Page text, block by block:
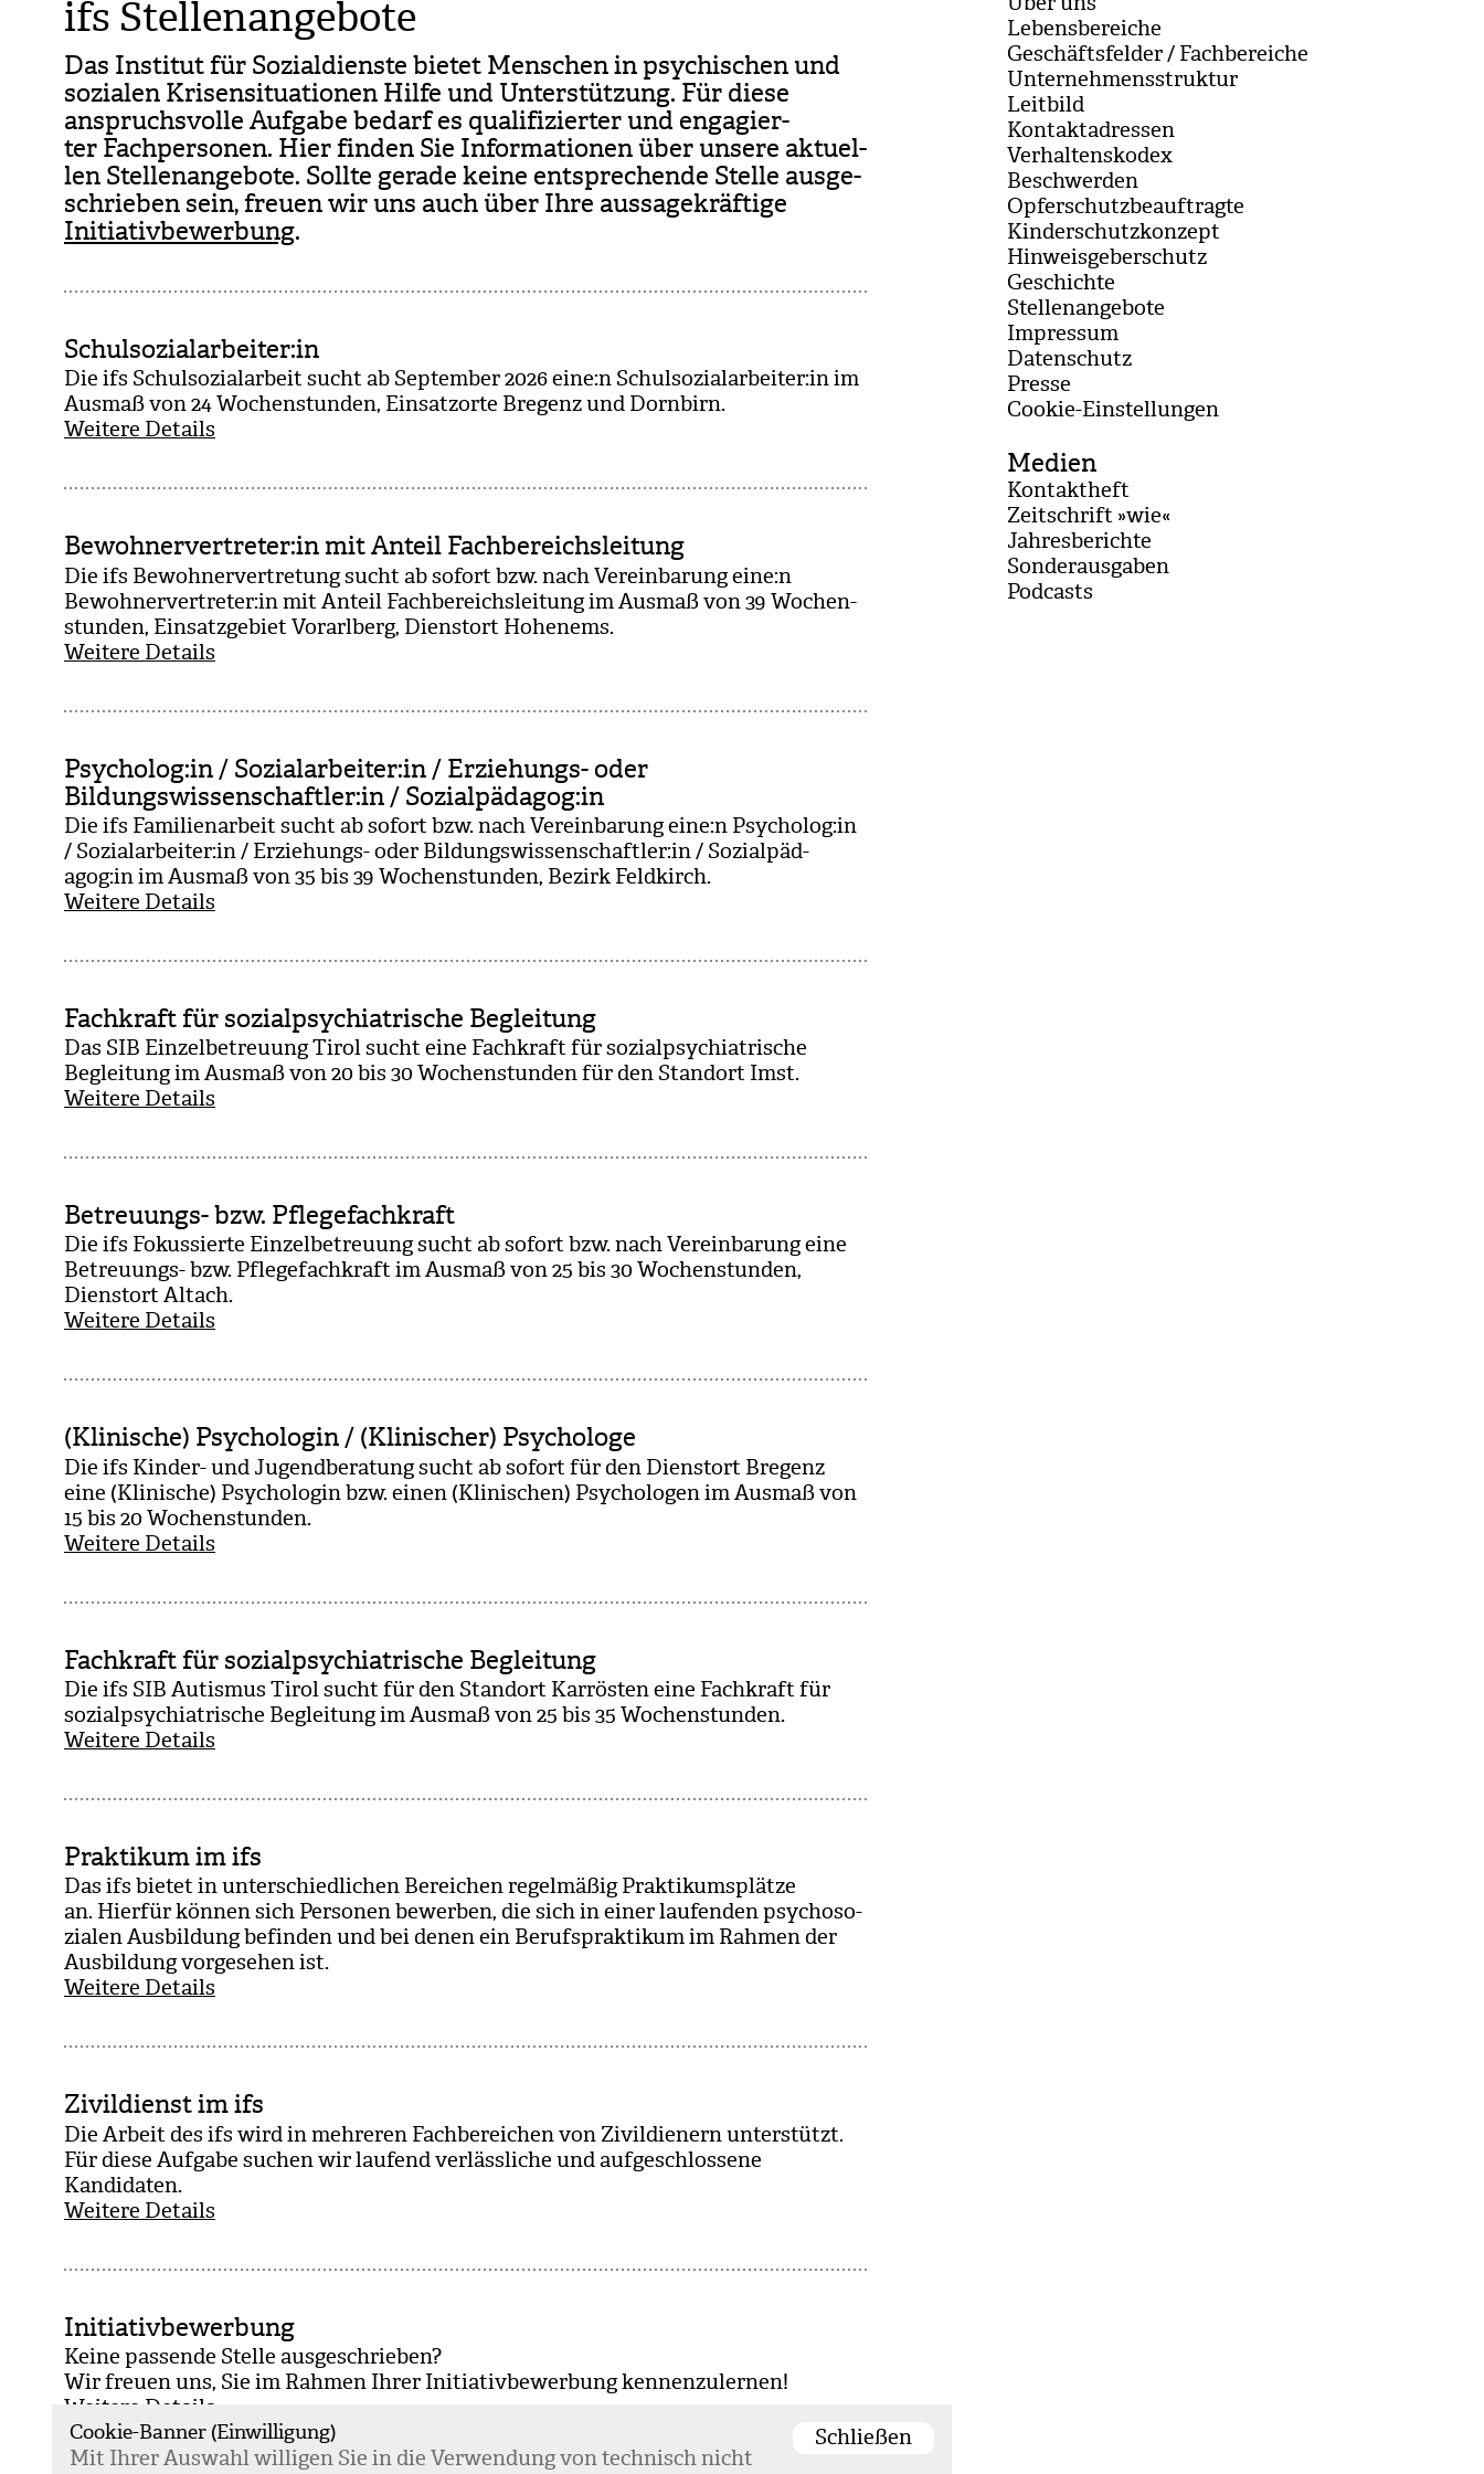
Schließen
Cookie-Banner (Einwilligung)
Mit Ihrer Aus­wahl wil­li­gen Sie in die Ver­wen­dung von tech­nisch nicht
ifs Stellenangebote
Das Insti­tut für Sozi­al­dienste bie­tet Men­schen in psy­chi­schen und
sozia­len Kri­sen­si­tua­tio­nen Hilfe und Unter­stüt­zung. Für diese
anspruchs­volle Auf­gabe bedarf es qua­li­fi­zier­ter und enga­gier­
ter Fach­per­so­nen. Hier fin­den Sie Infor­ma­tio­nen über unsere aktu­el­
len Stel­len­an­ge­bote. Sollte gerade keine ent­spre­chende Stelle aus­ge­
schrie­ben sein, freuen wir uns auch über Ihre aus­sa­ge­kräf­tige
Initiativbewerbung.
Schulsozialarbeiter:in
Die ifs Schul­so­zi­al­ar­beit sucht ab Sep­tem­ber 2026 eine:n Schul­so­zi­al­ar­bei­ter:in im
Aus­maß von 24 Wochen­stun­den, Ein­satz­orte Bre­genz und Dorn­birn.
Weitere Details
Bewohnervertreter:in mit Anteil Fachbereichsleitung
Die ifs Bewoh­ner­ver­tre­tung sucht ab sofort bzw. nach Ver­ein­ba­rung eine:n
Bewoh­ner­ver­tre­ter:in mit Anteil Fach­be­reichs­lei­tung im Aus­maß von 39 Wochen­
stun­den, Ein­satz­ge­biet Vor­arl­berg, Dienst­ort Hohen­ems.
Weitere Details
Psycholog:in / Sozialarbeiter:in / Erziehungs- oder
Bildungswissenschaftler:in / Sozialpädagog:in
Die ifs Fami­li­en­ar­beit sucht ab sofort bzw. nach Ver­ein­ba­rung eine:n Psy­cho­log:in
/ Sozi­al­ar­bei­ter:in / Erzie­hungs- oder Bil­dungs­wis­sen­schaft­ler:in / Sozi­al­päd­
agog:in im Aus­maß von 35 bis 39 Wochen­stun­den, Bezirk Feld­kirch.
Weitere Details
Fachkraft für sozialpsychiatrische Begleitung
Das SIB Ein­zel­be­treu­ung Tirol sucht eine Fach­kraft für sozi­al­psych­ia­tri­sche
Beglei­tung im Aus­maß von 20 bis 30 Wochen­stun­den für den Stand­ort Imst.
Weitere Details
Betreuungs- bzw. Pflegefachkraft
Die ifs Fokus­sierte Ein­zel­be­treu­ung sucht ab sofort bzw. nach Ver­ein­ba­rung eine
Betreu­ungs- bzw. Pfle­ge­fach­kraft im Aus­maß von 25 bis 30 Wochen­stun­den,
Dienst­ort Altach.
Weitere Details
(Klinische) Psychologin / (Klinischer) Psychologe
Die ifs Kin­der- und Jugend­be­ra­tung sucht ab sofort für den Dienst­ort Bre­genz
eine (Kli­ni­sche) Psy­cho­lo­gin bzw. einen (Kli­ni­schen) Psy­cho­lo­gen im Aus­maß von
15 bis 20 Wochen­stun­den.
Weitere Details
Fachkraft für sozialpsychiatrische Begleitung
Die ifs SIB Autis­mus Tirol sucht für den Stand­ort Kar­rös­ten eine Fach­kraft für
sozi­al­psych­ia­tri­sche Beglei­tung im Aus­maß von 25 bis 35 Wochen­stun­den.
Weitere Details
Praktikum im ifs
Das ifs bie­tet in unter­schied­li­chen Berei­chen regel­mä­ßig Prak­ti­kums­plätze
an. Hier­für kön­nen sich Per­so­nen bewer­ben, die sich in einer lau­fen­den psy­cho­so­
zia­len Aus­bil­dung befin­den und bei denen ein Berufs­prak­ti­kum im Rah­men der
Aus­bil­dung vor­ge­se­hen ist.
Weitere Details
Zivildienst im ifs
Die Arbeit des ifs wird in meh­re­ren Fach­be­rei­chen von Zivil­die­nern unter­stützt.
Für diese Auf­gabe suchen wir lau­fend ver­läss­li­che und auf­ge­schlos­sene
Kan­di­da­ten.
Weitere Details
Initiativbewerbung
Keine pas­sende Stelle aus­ge­schrie­ben?
Wir freuen uns, Sie im Rah­men Ihrer Initia­tiv­be­wer­bung ken­nen­zu­ler­nen!
Weitere Details
Lebensbereiche
Geschäftsfelder / Fachbereiche
Unternehmensstruktur
Leitbild
Kontaktadressen
Verhaltenskodex
Beschwerden
Opferschutzbeauftragte
Kinderschutzkonzept
Hinweisgeberschutz
Geschichte
Stellenangebote
Impressum
Datenschutz
Presse
Coo­kie-Ein­stel­lun­gen
Medien
Kontaktheft
Zeitschrift »wie«
Jahresberichte
Sonderausgaben
Podcasts